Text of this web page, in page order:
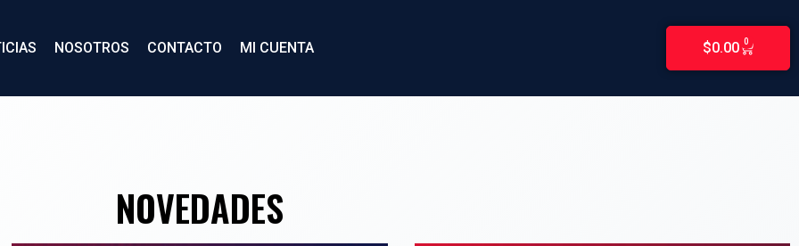
NOSOTROS CONTACTO MI CUENTA $0.00 0
CARRITO
NOVEDADES